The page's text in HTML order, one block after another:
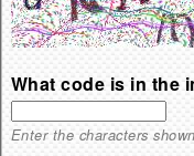
What code is in the
Enter the characters